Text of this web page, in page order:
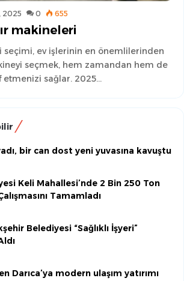
2025 0 655
makineleri
seçimi, ev işlerinin en önemlilerinden
seçmek, hem zamandan hem de
sağlar. 2025…
bir can dost yeni yuvasına kavuştu
Keli Mahallesi’nde 2 Bin 250 Ton
Tamamladı
Belediyesi “Sağlıklı İşyeri”
Darıca’ya modern ulaşım yatırımı